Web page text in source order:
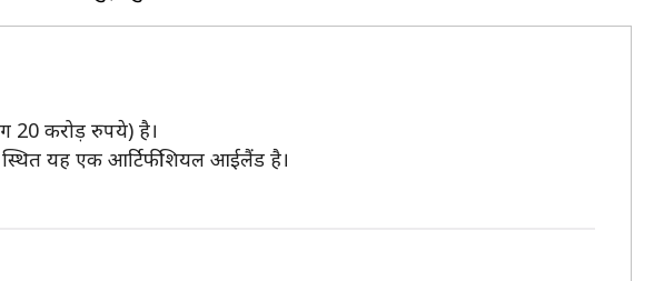
20 करोड़ रुपये) है।
स्थित यह एक आर्टिफीशियल आईलैंड है।